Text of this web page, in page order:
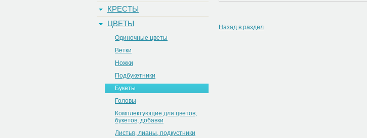
КРЕСТЫ
ЦВЕТЫ
Одиночные цветы
Ветки
Ножки
Подбукетники
Букеты
Головы
Комплектующие для цветов,
букетов, добавки
Листья, лианы, подкустники
Назад в раздел